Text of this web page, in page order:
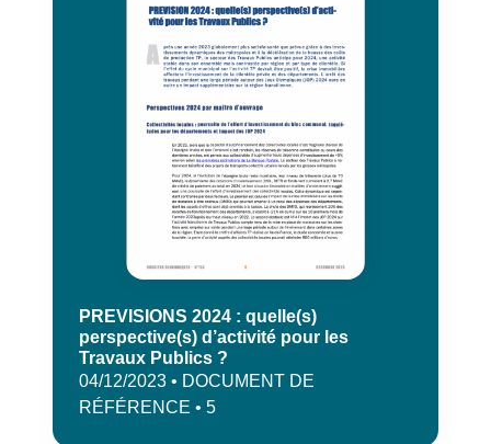
PREVISIONS 2024 : quelle(s)
perspective(s) d’activité pour les
Travaux Publics ?
04/12/2023 • DOCUMENT DE
RÉFÉRENCE • 5